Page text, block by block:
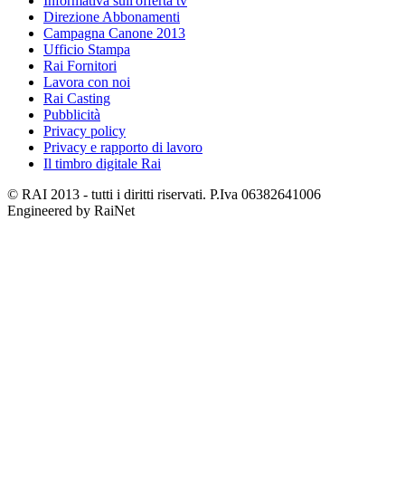
Direzione Abbonamenti
Campagna Canone 2013
Ufficio Stampa
Rai Fornitori
Lavora con noi
Rai Casting
Pubblicità
Privacy policy
Privacy e rapporto di lavoro
Il timbro digitale Rai
© RAI 2013 - tutti i diritti riservati. P.Iva 06382641006
Engineered by RaiNet